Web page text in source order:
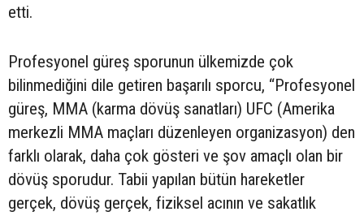
etti.
Profesyonel güreş sporunun ülkemizde çok
bilinmediğini dile getiren başarılı sporcu, “Profesyonel
güreş, MMA (karma dövüş sanatları) UFC (Amerika
merkezli MMA maçları düzenleyen organizasyon) den
farklı olarak, daha çok gösteri ve şov amaçlı olan bir
dövüş sporudur. Tabii yapılan bütün hareketler
gerçek, dövüş gerçek, fiziksel acının ve sakatlık